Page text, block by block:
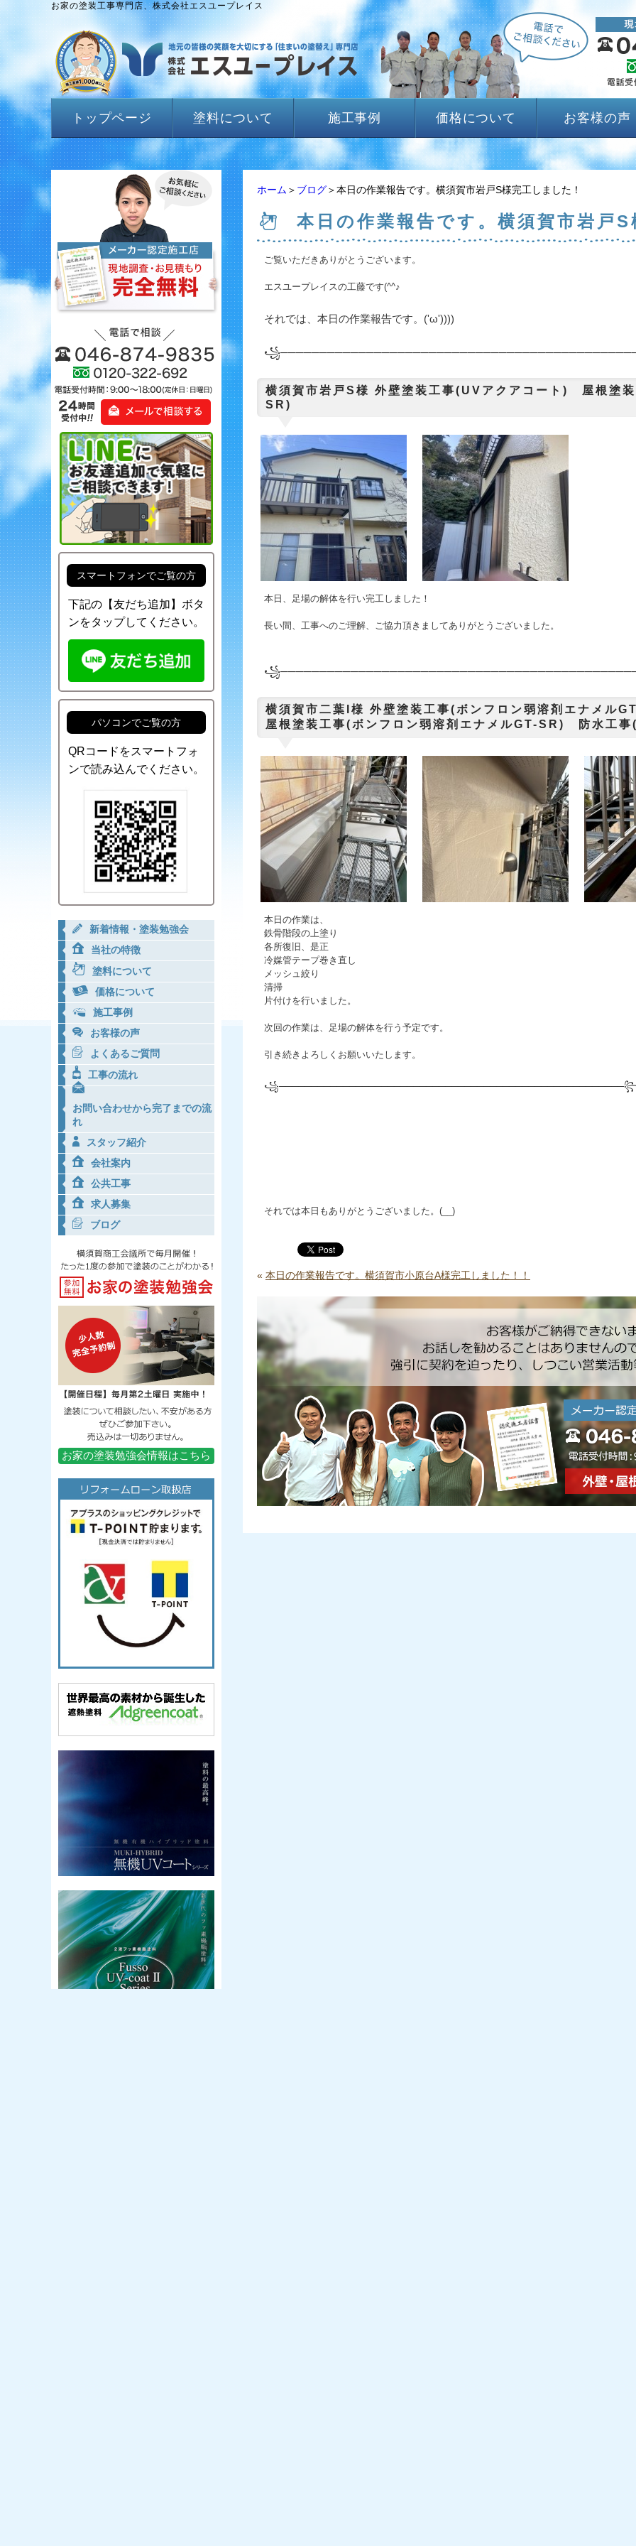
お家の塗装工事専門店、株式会社エスユープレイス
トップページ 塗料について 施工事例 価格について お客様の声
ホーム ＞ ブログ＞本日の作業報告です。横須賀市岩戸S様完工しました！
本日の作業報告です。横須賀市岩戸
ご覧いただきありがとうございます。
エスユープレイスの工藤です(^^♪
それでは、本日の作業報告です。('ω'))))
꧁────────────
横須賀市岩戸S様 外壁塗装工事(UVアクアコート) 屋根塗
SR)
本日、足場の解体を行い完工しました！
長い間、工事へのご理解、ご協力頂きましてありがとうございました。
꧁────────────
横須賀市二葉I様 外壁塗装工事(ボンフロン弱溶剤エナメ
屋根塗装工事(ボンフロン弱溶剤エナメルGT-SR) 防水工
本日の作業は、
鉄骨階段の上塗り
各所復旧、是正
冷媒管テープ巻き直し
メッシュ絞り
清掃
片付けを行いました。
次回の作業は、足場の解体を行う予定です。
引き続きよろしくお願いいたします。
꧁──────────────────────────────────────────────────────
それでは本日もありがとうございました。(__)
« 本日の作業報告です。横須賀市小原台A様完工しました！！
スマートフォンでご覧の方
下記の【友だち追加】ボタ
ンをタップしてください。
パソコンでご覧の方
QRコードをスマートフォ
ンで読み込んでください。
新着情報・塗装勉強会
当社の特徴
塗料について
価格について
施工事例
お客様の声
よくあるご質問
工事の流れ
お問い合わせから完了までの流
れ
スタッフ紹介
会社案内
公共工事
求人募集
ブログ
お家の塗装勉強会情報はこちら